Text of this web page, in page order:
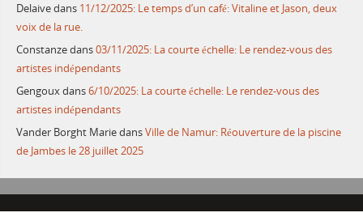
Delaivedans 11/12/2025: Le temps d’un café: Vitaline et Jason, deux
voix de la rue.
Constanzedans03/11/2025: La courte échelle: Le rendez-vous des
artistes indépendants
Gengouxdans6/10/2025: La courte échelle: Le rendez-vous des
artistes indépendants
Vander Borght MariedansVille de Namur: Réouverture de la piscine
de Jambes le 28 juillet 2025